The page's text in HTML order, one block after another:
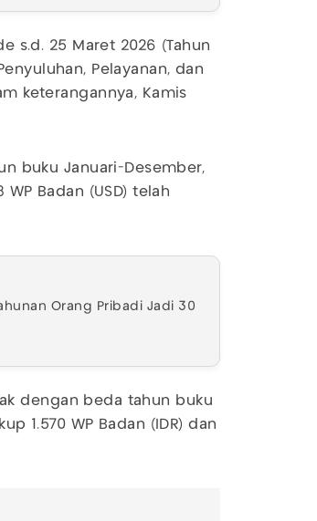
s.d. 25 Maret 2026 (Tahun
Pelayanan, dan
keterangannya, Kamis
buku Januari-Desember,
Badan (USD) telah
Orang Pribadi Jadi 30
dengan beda tahun buku
1.570 WP Badan (IDR) dan